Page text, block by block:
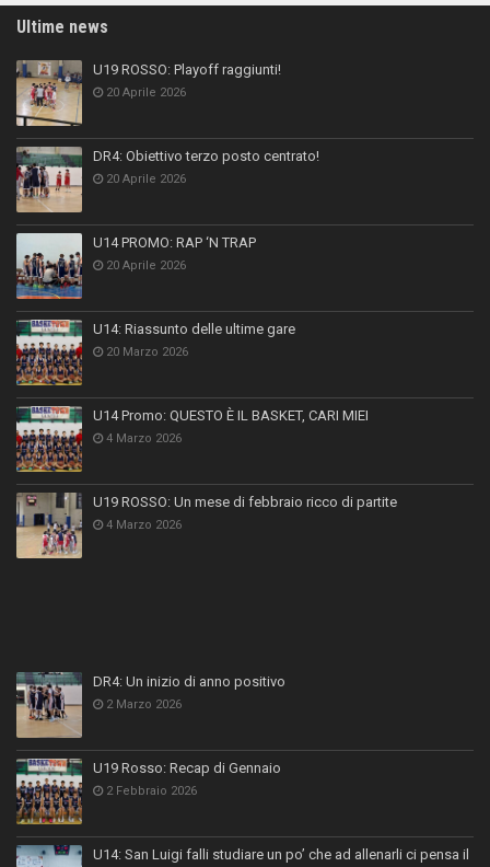
Ultime news
U19 ROSSO: Playoff raggiunti!
20 Aprile 2026
DR4: Obiettivo terzo posto centrato!
20 Aprile 2026
U14 PROMO: RAP ‘N TRAP
20 Aprile 2026
U14: Riassunto delle ultime gare
20 Marzo 2026
U14 Promo: QUESTO È IL BASKET, CARI MIEI
4 Marzo 2026
U19 ROSSO: Un mese di febbraio ricco di partite
4 Marzo 2026
DR4: Un inizio di anno positivo
2 Marzo 2026
U19 Rosso: Recap di Gennaio
2 Febbraio 2026
U14: San Luigi falli studiare un po’ che ad allenarli ci pensa il